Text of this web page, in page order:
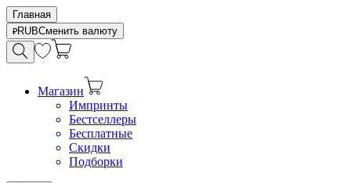
Главная
RUBСменить валюту
Магазин
Импринты
Бестселлеры
Бесплатные
Скидки
Подборки